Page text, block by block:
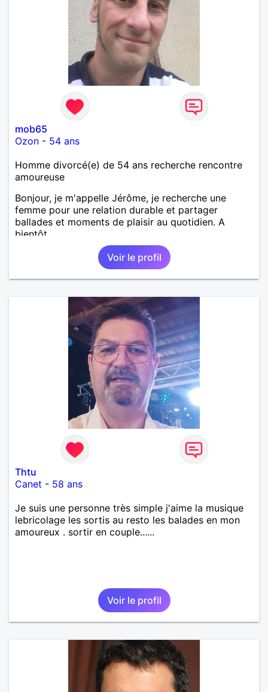
mob65
Ozon - 54 ans
Homme divorcé(e) de 54 ans recherche rencontre
amoureuse
Bonjour, je m'appelle Jérôme, je recherche une
femme pour une relation durable et partager
ballades et moments de plaisir au quotidien. A
bientôt.
Voir le profil
Thtu
Canet - 58 ans
Je suis une personne très simple j'aime la musique
lebricolage les sortis au resto les balades en mon
amoureux . sortir en couple......
Voir le profil